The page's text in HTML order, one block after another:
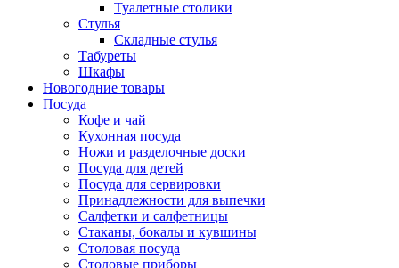
Туалетные столики
Стулья
Складные стулья
Табуреты
Шкафы
Новогодние товары
Посуда
Кофе и чай
Кухонная посуда
Ножи и разделочные доски
Посуда для детей
Посуда для сервировки
Принадлежности для выпечки
Салфетки и салфетницы
Стаканы, бокалы и кувшины
Столовая посуда
Столовые приборы